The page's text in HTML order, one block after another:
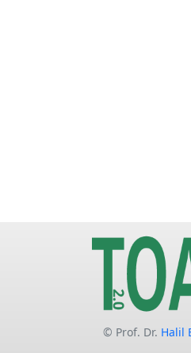
© Prof. Dr. Halil